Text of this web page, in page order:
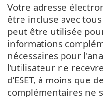
Votre adresse
être incluse avec
peut être utilisée
informations
nécessaires pour
l’utilisateur ne
d’ESET, à moins que
complémentaires ne